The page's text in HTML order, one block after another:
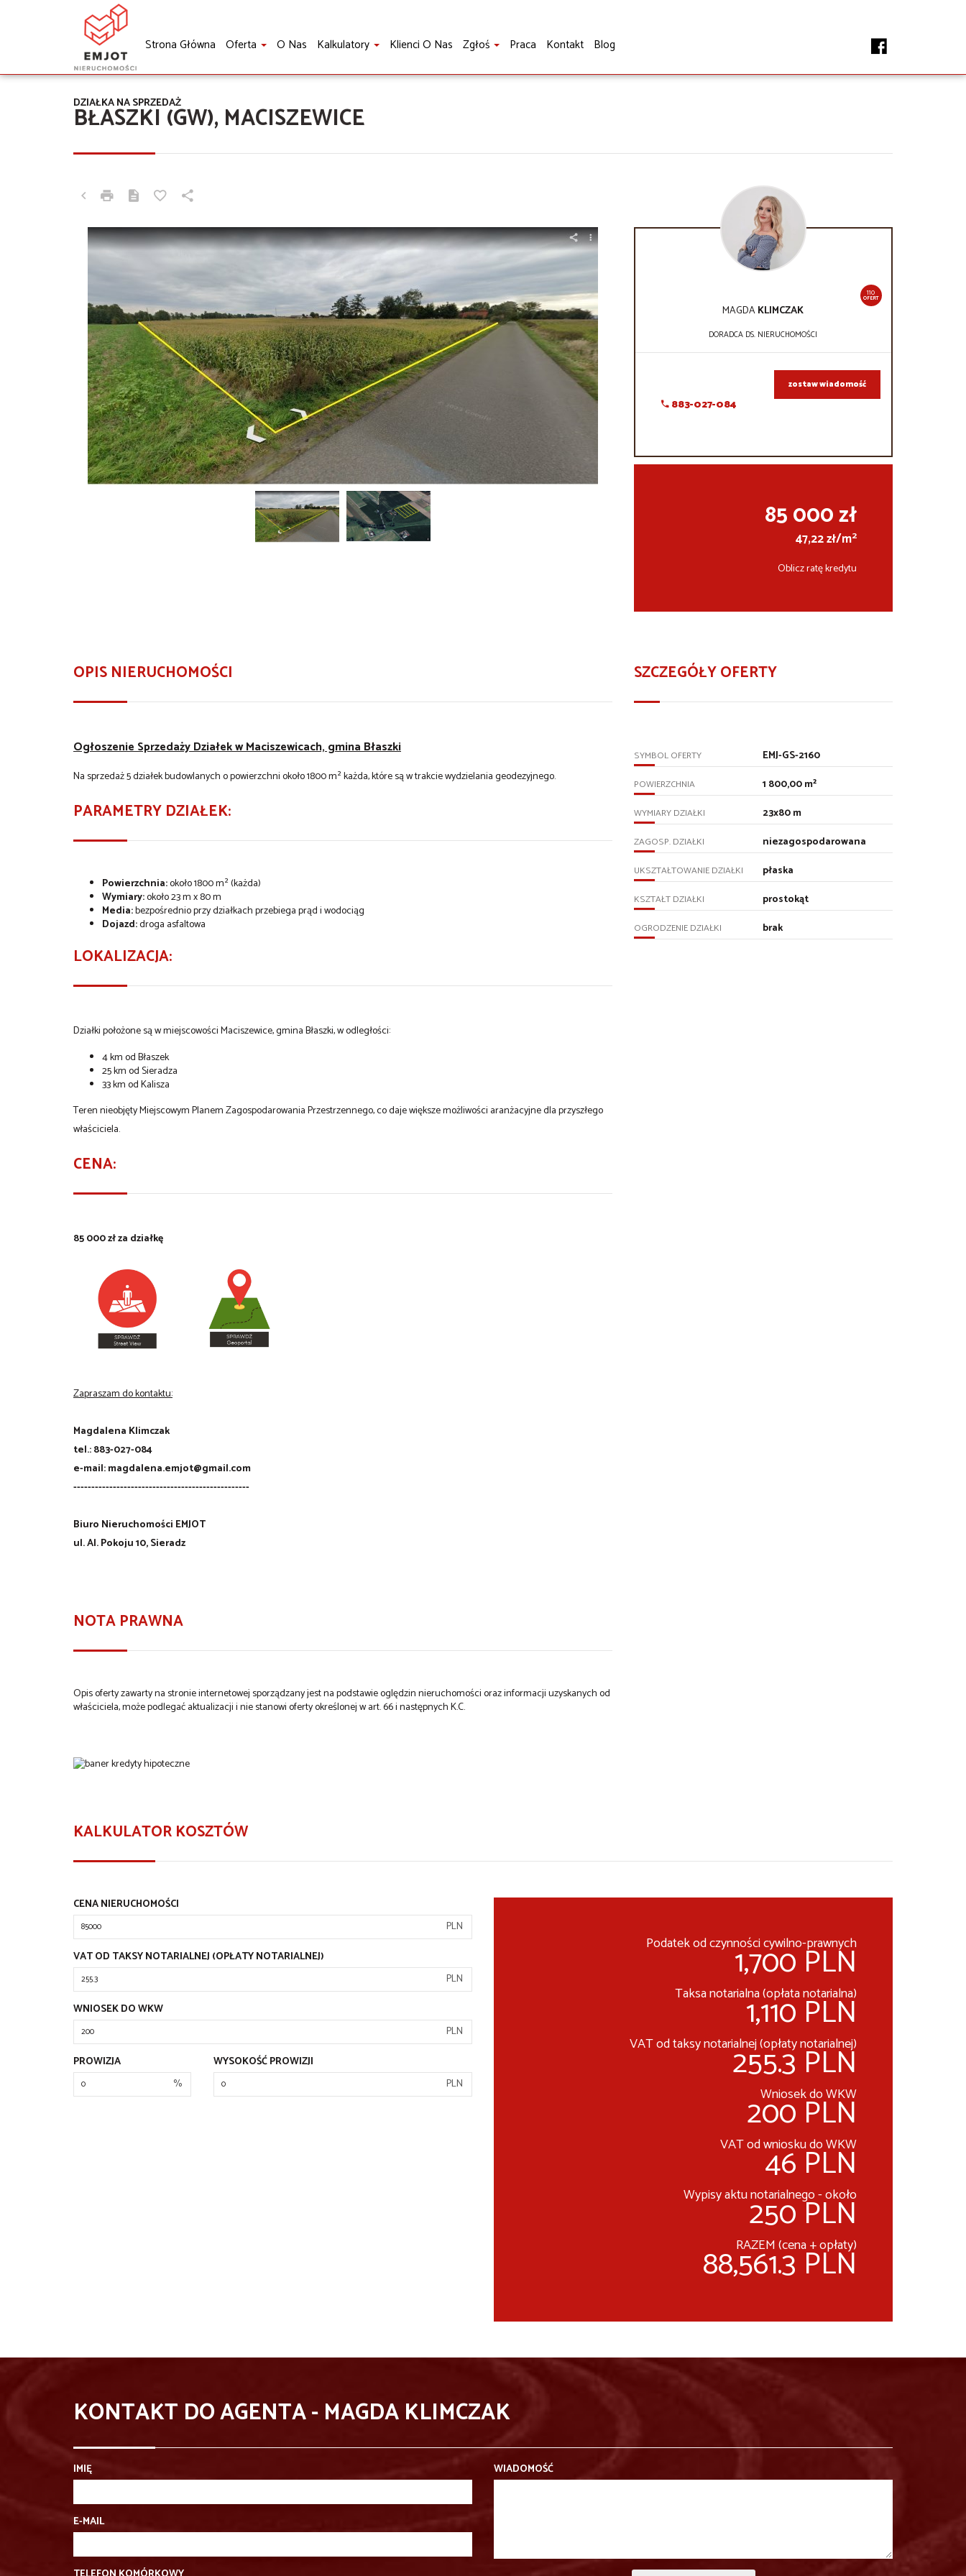
Strona Główna Oferta O Nas Kalkulatory Klienci O Nas Zgłoś Praca Kontakt Blog
BŁASZKI (GW), MACISZEWICE
DZIAŁKA NA SPRZEDAŻ
110
OFERT
MAGDAKLIMCZAK
DORADCA DS. NIERUCHOMOŚCI
883-027-084
zostaw wiadomość
85 000 zł
47,22 zł/m2
Oblicz ratę kredytu
OPIS NIERUCHOMOŚCI
Ogłoszenie Sprzedaży Działek w Maciszewicach, gmina Błaszki
Na sprzedaż 5 działek budowlanych o powierzchni około 1800 m² każda, które są w trakcie wydzielania geodezyjnego.
PARAMETRY DZIAŁEK:
Powierzchnia:około 1800 m² (każda)
Wymiary:około 23 m x 80 m
Media:bezpośrednio przy działkach przebiega prąd i wodociąg
Dojazd:droga asfaltowa
LOKALIZACJA:
Działki położone są w miejscowości Maciszewice, gmina Błaszki, w odległości:
4 km od Błaszek
25 km od Sieradza
33 km od Kalisza
Teren nieobjęty Miejscowym Planem Zagospodarowania Przestrzennego, co daje większe możliwości aranżacyjne dla przyszłego
właściciela.
CENA:
85 000 zł za działkę
Zapraszam do kontaktu:
Magdalena Klimczak
tel.: 883-027-084
e-mail: magdalena.emjot@gmail.com
-------------------------------------------------
Biuro Nieruchomości EMJOT
ul. Al. Pokoju 10, Sieradz
NOTA PRAWNA
Opis oferty zawarty na stronie internetowej sporządzany jest na podstawie oględzin nieruchomości oraz informacji uzyskanych od
właściciela, może podlegać aktualizacji i nie stanowi oferty określonej w art. 66 i następnych K.C.
SZCZEGÓŁY OFERTY
SYMBOL OFERTY EMJ-GS-2160
POWIERZCHNIA 1 800,00 m²
WYMIARY DZIAŁKI 23x80 m
ZAGOSP. DZIAŁKI niezagospodarowana
UKSZTAŁTOWANIE DZIAŁKI płaska
KSZTAŁT DZIAŁKI prostokąt
OGRODZENIE DZIAŁKI brak
KALKULATOR KOSZTÓW
CENA NIERUCHOMOŚCI
PLN
VAT OD TAKSY NOTARIALNEJ (OPŁATY NOTARIALNEJ)
PLN
WNIOSEK DO WKW
PLN
PROWIZJA
%
WYSOKOŚĆ PROWIZJI
PLN
Podatek od czynności cywilno-prawnych
1,700 PLN
Taksa notarialna (opłata notarialna)
1,110 PLN
VAT od taksy notarialnej (opłaty notarialnej)
255.3 PLN
Wniosek do WKW
200 PLN
VAT od wniosku do WKW
46 PLN
Wypisy aktu notarialnego - około
250 PLN
RAZEM (cena + opłaty)
88,561.3 PLN
KONTAKT DO AGENTA - MAGDA KLIMCZAK
IMIĘ
E-MAIL
WIADOMOŚĆ